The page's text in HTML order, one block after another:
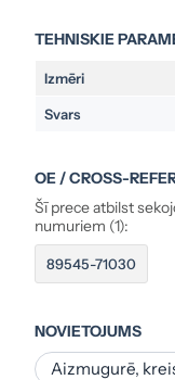
TEHNISKIE
Izmēri
Svars
OE / CROSS-
Šī prece atbilst
numuriem (1):
89545-71030
NOVIETOJUMS
Aizmugurē,